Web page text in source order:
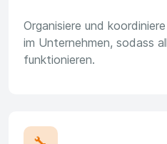
Organisiere und
im Unternehmen, sodass
funktionieren.